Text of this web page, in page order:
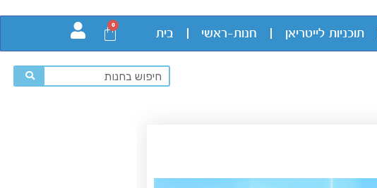
תוכניות לייטריאן חנות-ראשי בית
0